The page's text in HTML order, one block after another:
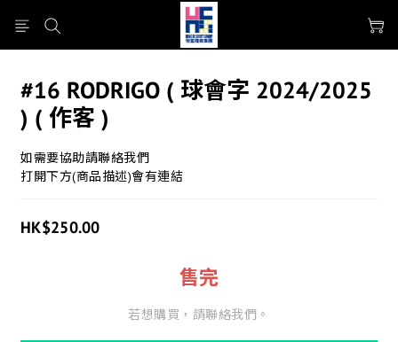
#16 RODRIGO ( 球會字 2024/2025
) ( 作客 )
如需要協助請聯絡我們
打開下方(商品描述)會有連結
HK$250.00
售完
若想購買，請聯絡我們。